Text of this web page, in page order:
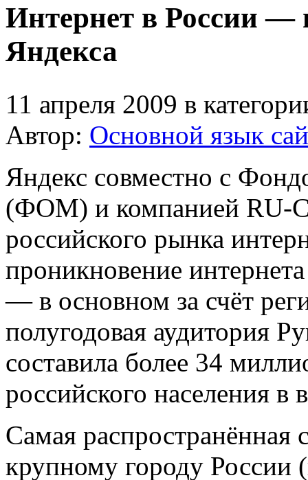
Интернет в России —
Яндекса
11 апреля 2009 в
Автор: Основной язык
Яндекс совместно с
(ФОМ) и компанией RU-
российского рынка
проникновение
— в основном за счёт
полугодовая аудитория
составила более 34
российского населения в
Самая распространённая
крупному городу